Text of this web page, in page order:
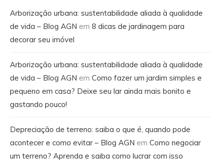
Arborização urbana: sustentabilidade aliada à qualidade
de vida – Blog AGN em 8 dicas de jardinagem para
decorar seu imóvel
Arborização urbana: sustentabilidade aliada à qualidade
de vida – Blog AGN em Como fazer um jardim simples e
pequeno em casa? Deixe seu lar ainda mais bonito e
gastando pouco!
Depreciação de terreno: saiba o que é, quando pode
acontecer e como evitar – Blog AGN em Como negociar
um terreno? Aprenda e saiba como lucrar com isso